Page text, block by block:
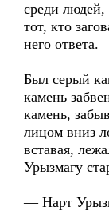
среди людей,
тот, кто
него ответа.
Был серый
камень
камень,
лицом вниз
вставая,
Урызмагу
— Нарт